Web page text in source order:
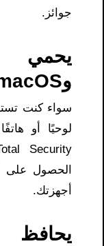
جوائز.
وmacOS وAndroid:
لوحيًا أو
الحصول على
أجهزتك.